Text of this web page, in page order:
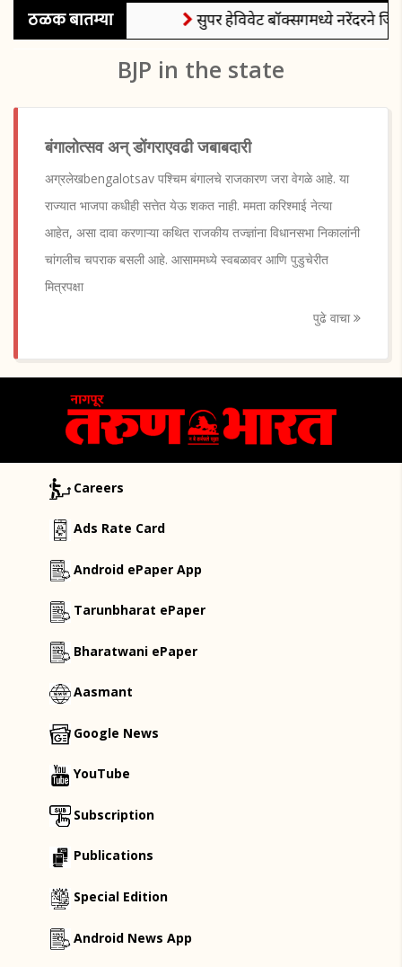
ठळक बातम्या सुपर हेविवेट बॉक्सिंगमध्ये नरेंदरने
BJP in the state
बंगालोत्सव अन् डोंगराएवढी जबाबदारी
अग्रलेखbengalotsav पश्चिम बंगालचे राजकारण जरा वेगळे आहे. या
राज्यात भाजपा कधीही सत्तेत येऊ शकत नाही. ममता करिश्माई नेत्या
आहेत, असा दावा करणाऱ्या कथित राजकीय तज्ज्ञांना विधानसभा निकालांनी
चांगलीच चपराक बसली आहे. आसाममध्ये स्वबळावर आणि पुडुचेरीत
मित्रपक्षा
पुढे वाचा
Careers
Ads Rate Card
Android ePaper App
Tarunbharat ePaper
Bharatwani ePaper
Aasmant
Google News
YouTube
Subscription
Publications
Special Edition
Android News App